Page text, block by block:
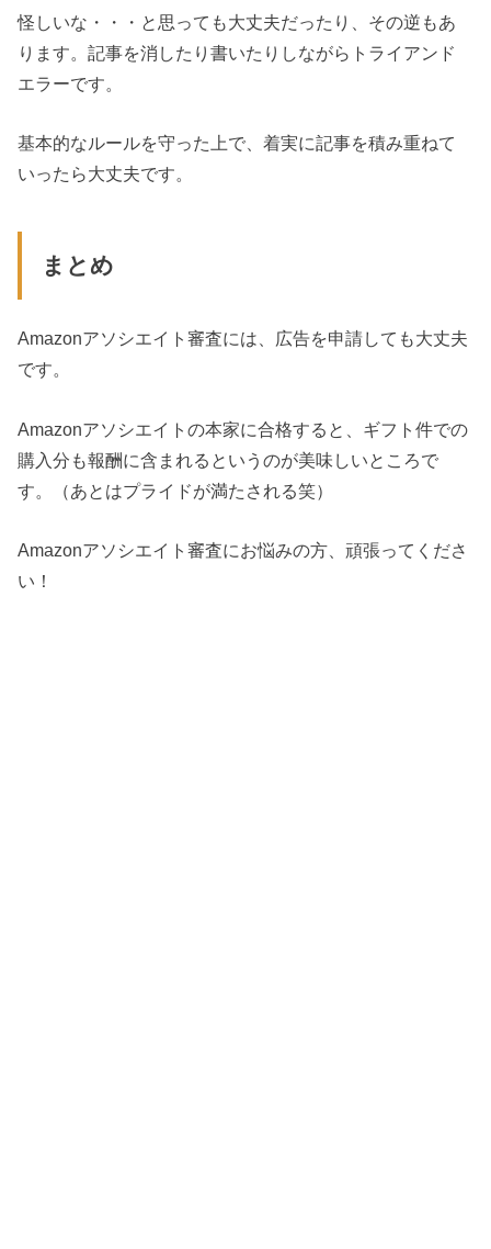
怪しいな・・・と思っても大丈夫だったり、その逆もあ
ります。記事を消したり書いたりしながらトライアンド
エラーです。
基本的なルールを守った上で、着実に記事を積み重ねて
いったら大丈夫です。
まとめ
Amazonアソシエイト審査には、広告を申請しても大丈夫
です。
Amazonアソシエイトの本家に合格すると、ギフト件での
購入分も報酬に含まれるというのが美味しいところで
す。（あとはプライドが満たされる笑）
Amazonアソシエイト審査にお悩みの方、頑張ってくださ
い！